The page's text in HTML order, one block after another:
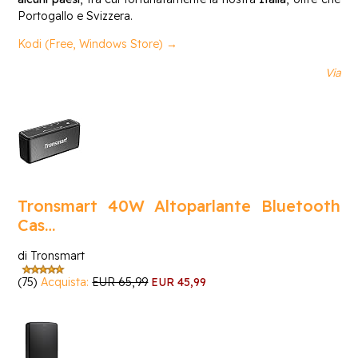
Portogallo e Svizzera.
Kodi (Free, Windows Store) →
Via
Tronsmart 40W Altoparlante Bluetooth
Cas…
di Tronsmart
(75)Acquista:EUR 65,99 EUR 45,99